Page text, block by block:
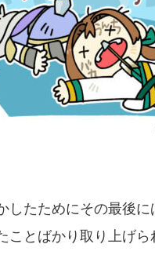
したためにその最後に
ことばかり取り上げら